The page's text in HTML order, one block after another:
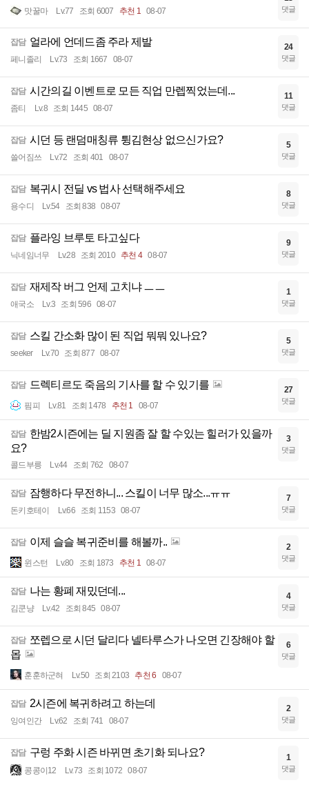
맛꿀마 Lv.77 조회 6007 추천 1 08-07 댓글
잡담 얼라에 언데드좀 주라 제발
페니졸리 Lv.73 조회 1667 08-07
24
댓글
잡담 시간의길 이벤트로 모든 직업 만렙찍었는데...
좀티 Lv.8 조회 1445 08-07
11
댓글
잡담 시던 등 랜덤매칭류 튕김현상 없으신가요?
쓸어짐쓰 Lv.72 조회 401 08-07
5
댓글
잡담 복귀시 전딜 vs 법사 선택해주세요
용수디 Lv.54 조회 838 08-07
8
댓글
잡담 플라잉 브루토 타고싶다
닉네임너무 Lv.28 조회 2010 추천 4 08-07
9
댓글
잡담 재제작 버그 언제 고치냐 ㅡㅡ
애국소 Lv.3 조회 596 08-07
1
댓글
잡담 스킬 간소화 많이 된 직업 뭐뭐 있나요?
seeker Lv.70 조회 877 08-07
5
댓글
잡담 드렉티르도 죽음의 기사를 할 수 있기를
핌피 Lv.81 조회 1478 추천 1 08-07
27
댓글
잡담 한밤2시즌에는 딜 지원좀 잘 할 수있는 힐러가 있을까
요?
콜드부릉 Lv.44 조회 762 08-07
3
댓글
잡담 잠행하다 무전하니... 스킬이 너무 많소...ㅠㅠ
돈키호테이 Lv.66 조회 1153 08-07
7
댓글
잡담 이제 슬슬 복귀준비를 해볼까..
윈스턴 Lv.80 조회 1873 추천 1 08-07
2
댓글
잡담 나는 황폐 재밌던데...
김쿤냥 Lv.42 조회 845 08-07
4
댓글
잡담 쪼렙으로 시던 달리다 넬타루스가 나오면 긴장해야 할
몹
훈훈하군혀 Lv.50 조회 2103 추천 6 08-07
6
댓글
잡담 2시즌에 복귀하려고 하는데
잉여인간 Lv.62 조회 741 08-07
2
댓글
잡담 구렁 주화 시즌 바뀌면 초기화 되나요?
콩콩이12 Lv.73 조회 1072 08-07
1
댓글